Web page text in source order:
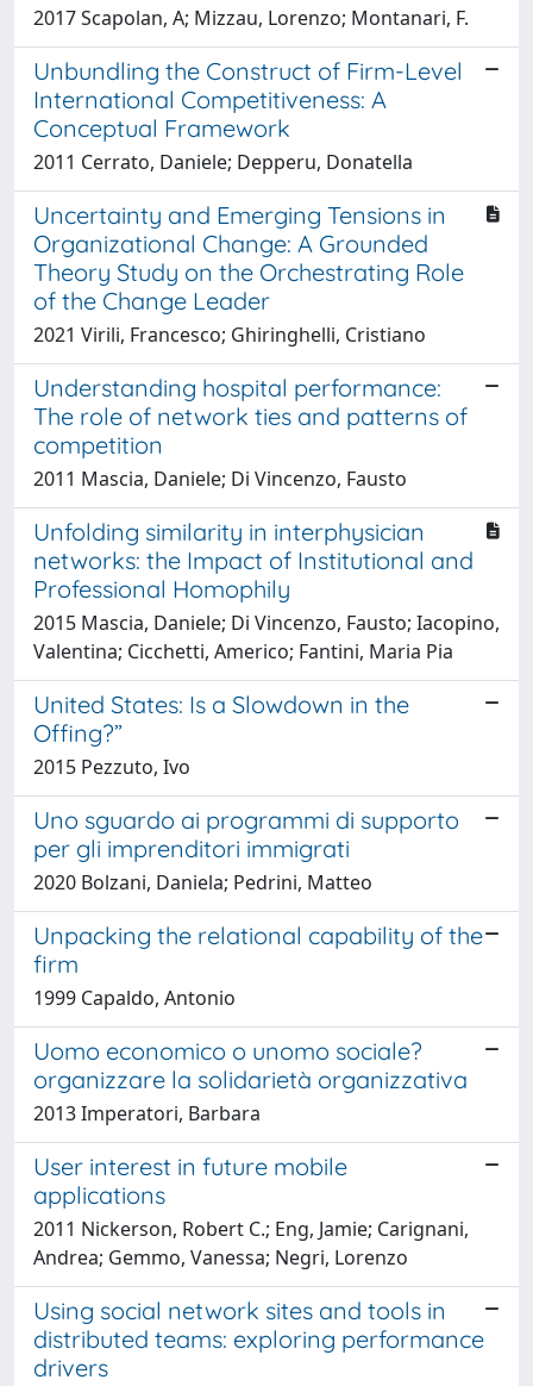
2017 Scapolan, A; Mizzau, Lorenzo; Montanari, F.
Unbundling the Construct of Firm-Level
International Competitiveness: A
Conceptual Framework
2011 Cerrato, Daniele; Depperu, Donatella
Uncertainty and Emerging Tensions in
Organizational Change: A Grounded
Theory Study on the Orchestrating Role
of the Change Leader
2021 Virili, Francesco; Ghiringhelli, Cristiano
Understanding hospital performance:
The role of network ties and patterns of
competition
2011 Mascia, Daniele; Di Vincenzo, Fausto
Unfolding similarity in interphysician
networks: the Impact of Institutional and
Professional Homophily
2015 Mascia, Daniele; Di Vincenzo, Fausto; Iacopino,
Valentina; Cicchetti, Americo; Fantini, Maria Pia
United States: Is a Slowdown in the
Offing?”
2015 Pezzuto, Ivo
Uno sguardo ai programmi di supporto
per gli imprenditori immigrati
2020 Bolzani, Daniela; Pedrini, Matteo
Unpacking the relational capability of the
firm
1999 Capaldo, Antonio
Uomo economico o unomo sociale?
organizzare la solidarietà organizzativa
2013 Imperatori, Barbara
User interest in future mobile
applications
2011 Nickerson, Robert C.; Eng, Jamie; Carignani,
Andrea; Gemmo, Vanessa; Negri, Lorenzo
Using social network sites and tools in
distributed teams: exploring performance
drivers